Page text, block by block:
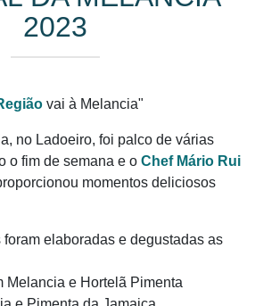
2023
vai à Melancia"
no Ladoeiro, foi palco de várias
o fim de semana e o Chef Mário Rui
momentos deliciosos
elaboradas e degustadas as
Melancia e Hortelã Pimenta